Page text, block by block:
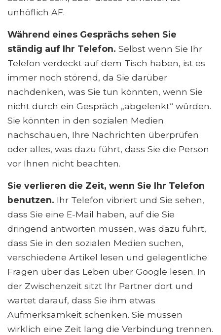
unhöflich AF.
Während eines Gesprächs sehen Sie
ständig auf Ihr Telefon. Selbst wenn Sie Ihr
Telefon verdeckt auf dem Tisch haben, ist es
immer noch störend, da Sie darüber
nachdenken, was Sie tun könnten, wenn Sie
nicht durch ein Gespräch „abgelenkt“ würden.
Sie könnten in den sozialen Medien
nachschauen, Ihre Nachrichten überprüfen
oder alles, was dazu führt, dass Sie die Person
vor Ihnen nicht beachten.
Sie verlieren die Zeit, wenn Sie Ihr Telefon
benutzen. Ihr Telefon vibriert und Sie sehen,
dass Sie eine E-Mail haben, auf die Sie
dringend antworten müssen, was dazu führt,
dass Sie in den sozialen Medien suchen,
verschiedene Artikel lesen und gelegentliche
Fragen über das Leben über Google lesen. In
der Zwischenzeit sitzt Ihr Partner dort und
wartet darauf, dass Sie ihm etwas
Aufmerksamkeit schenken. Sie müssen
wirklich eine Zeit lang die Verbindung trennen.